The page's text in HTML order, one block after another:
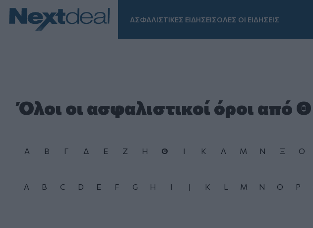
ΑΣΦΑΛΙΣΤΙΚΕΣ ΕΙΔΗΣΕΙΣΟΛΕΣ ΟΙ ΕΙΔΗΣΕΙΣ
Όλοι οι ασφαλιστικοί όροι από Θ
Α Β Γ Δ Ε Ζ Η Θ Ι Κ Λ Μ Ν Ξ Ο
A B C D E F G H I J K L M N O P